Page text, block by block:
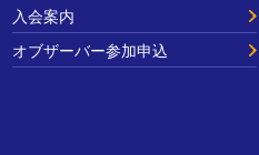
入会案内
オブザーバー参加申込